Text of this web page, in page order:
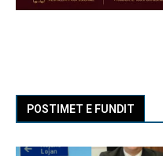
POSTIMET E FUNDIT